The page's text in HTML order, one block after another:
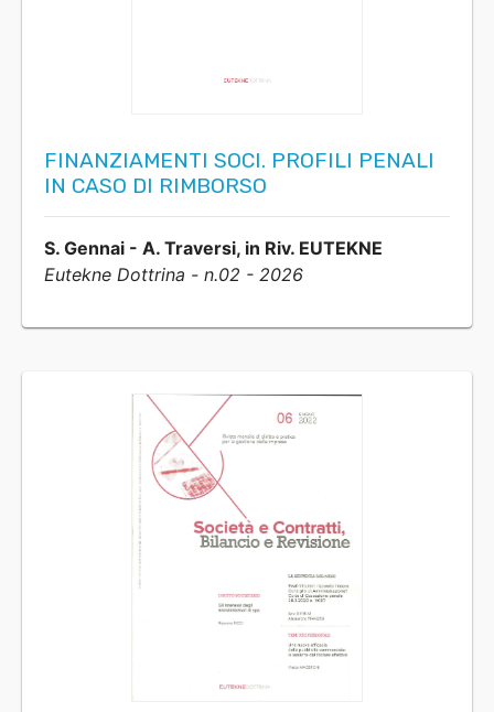
FINANZIAMENTI SOCI. PROFILI PENALI
IN CASO DI RIMBORSO
S. Gennai - A. Traversi, in Riv. EUTEKNE
Eutekne Dottrina - n.02 - 2026